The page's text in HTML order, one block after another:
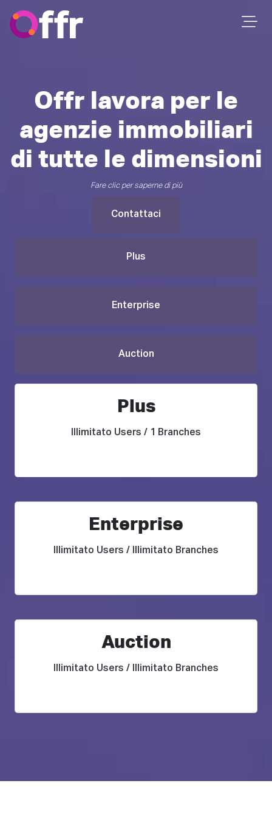
Offr lavora per le
agenzie immobiliari
di tutte le dimensioni
Fare clic per saperne di più
Contattaci
Plus
Enterprise
Auction
Plus
Illimitato Users / 1 Branches
Enterprise
Illimitato Users / Illimitato Branches
Auction
Illimitato Users / Illimitato Branches